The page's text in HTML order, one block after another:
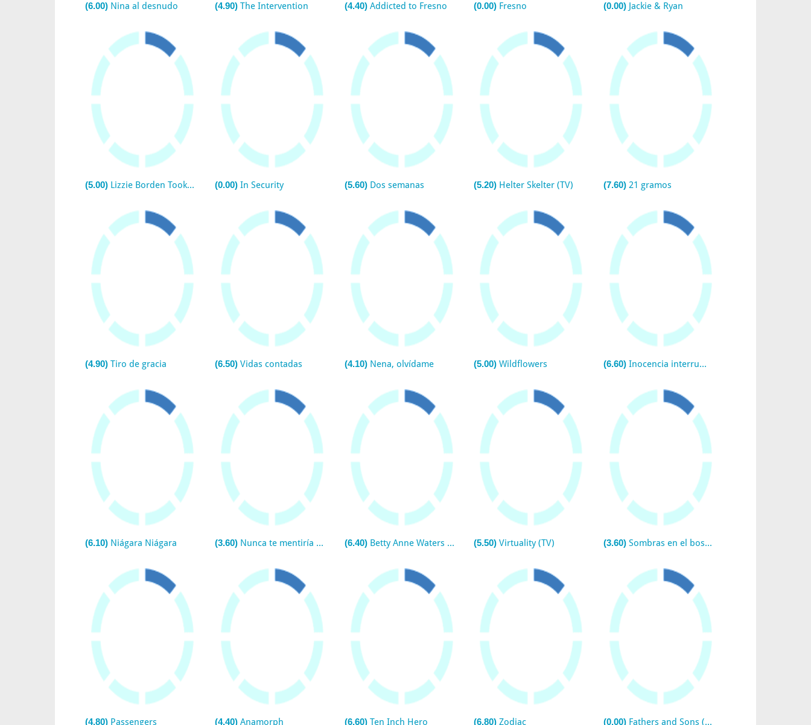
(6.00) Nina al desnudo (4.90) The Intervention (4.40) Addicted to Fresno (0.00) Fresno (0.00) Jackie & Ryan
(5.00) Lizzie Borden Took An Ax (TV) (0.00) In Security (5.60) Dos semanas (5.20) Helter Skelter (TV) (7.60) 21 gramos
(4.90) Tiro de gracia (6.50) Vidas contadas (4.10) Nena, olvídame (5.00)Wildflowers (6.60)Inocencia interrumpida
(6.10) Niágara Niágara (3.60) Nunca te mentiría (TV) (6.40) Betty Anne Waters (Conviction) (5.50)Virtuality (TV) (3.60)Sombras en el bosque (La vigilante) (TV)
(4.80) Passengers (4.40) Anamorph (6.60) Ten Inch Hero (6.80)Zodiac (0.00) Fathers and Sons (TV)